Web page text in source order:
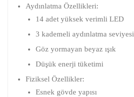
Aydınlatma Özellikleri:
14 adet yüksek verimli LED
3 kademeli aydınlatma seviyesi
Göz yormayan beyaz ışık
Düşük enerji tüketimi
Fiziksel Özellikler:
Esnek gövde yapısı